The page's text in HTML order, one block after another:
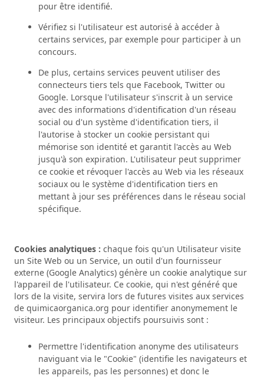
pour être identifié.
Vérifiez si l'utilisateur est autorisé à accéder à
certains services, par exemple pour participer à un
concours.
De plus, certains services peuvent utiliser des
connecteurs tiers tels que Facebook, Twitter ou
Google. Lorsque l'utilisateur s'inscrit à un service
avec des informations d'identification d'un réseau
social ou d'un système d'identification tiers, il
l'autorise à stocker un cookie persistant qui
mémorise son identité et garantit l'accès au Web
jusqu'à son expiration. L'utilisateur peut supprimer
ce cookie et révoquer l'accès au Web via les réseaux
sociaux ou le système d'identification tiers en
mettant à jour ses préférences dans le réseau social
spécifique.
Cookies analytiques : chaque fois qu'un Utilisateur visite
un Site Web ou un Service, un outil d'un fournisseur
externe (Google Analytics) génère un cookie analytique sur
l'appareil de l'utilisateur. Ce cookie, qui n'est généré que
lors de la visite, servira lors de futures visites aux services
de quimicaorganica.org pour identifier anonymement le
visiteur. Les principaux objectifs poursuivis sont :
Permettre l'identification anonyme des utilisateurs
naviguant via le "Cookie" (identifie les navigateurs et
les appareils, pas les personnes) et donc le